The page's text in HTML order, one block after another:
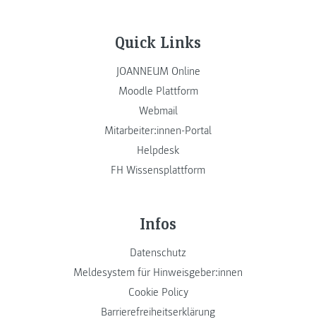
Quick Links
JOANNEUM Online
Moodle Plattform
Webmail
Mitarbeiter:innen-Portal
Helpdesk
FH Wissensplattform
Infos
Datenschutz
Meldesystem für Hinweisgeber:innen
Cookie Policy
Barrierefreiheitserklärung